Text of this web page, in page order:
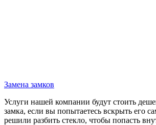
Замена замков
Услуги нашей компании будут стоить
замка, если вы попытаетесь вскрыть его
решили разбить стекло, чтобы попасть